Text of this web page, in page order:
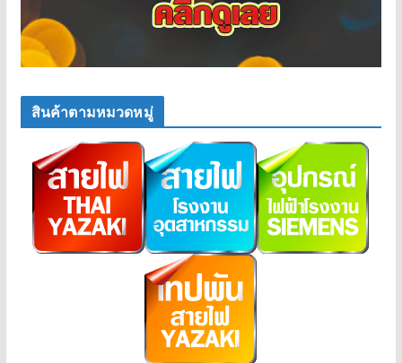
สินค้าตามหมวดหมู่